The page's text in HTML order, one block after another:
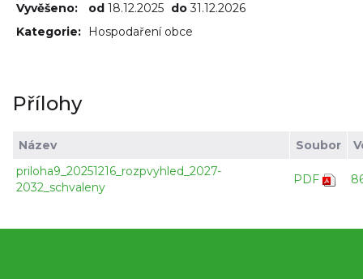
Vyvěšeno: od 18.12.2025 do31.12.2026
Kategorie:
Hospodaření obce
Přílohy
Název Soubor
priloha9_20251216_rozpvyhled_2027-
2032_schvaleny
PDF